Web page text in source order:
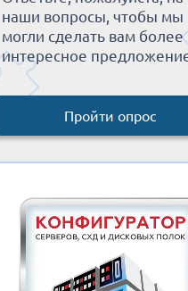
наши вопросы, чтобы мы
могли сделать вам более
интересное
Пройти опрос